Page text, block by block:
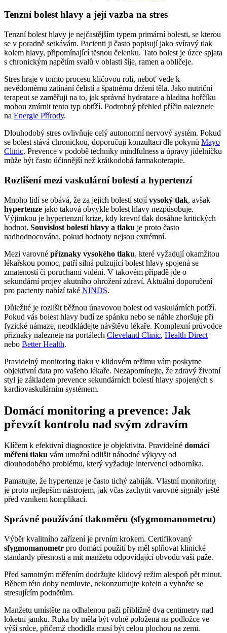
Tenzní bolest hlavy a její vazba na stres
Tenzní bolest hlavy je nejčastějším typem primární bolesti, se kterou
se v poradně setkávám. Pacienti ji často popisují jako svíravý tlak
kolem hlavy, připomínající těsnou čelenku. Tato bolest je úzce spjata
s chronickým napětím svalů v oblasti šíje, ramen a obličeje.
Stres hraje v tomto procesu klíčovou roli, neboť vede k
nevědomému zatínání čelistí a špatnému držení těla. Jako nutriční
terapeut se zaměřuji na to, jak správná hydratace a hladina hořčíku
mohou zmírnit tento typ obtíží. Podrobný přehled příčin naleznete
na Energie Přírody.
Dlouhodobý stres ovlivňuje celý autonomní nervový systém. Pokud
se bolest stává chronickou, doporučuji konzultaci dle pokynů Mayo
Clinic. Prevence v podobě techniky mindfulness a úpravy jídelníčku
může být často účinnější než krátkodobá farmakoterapie.
Rozlišení mezi vaskulární bolestí a hypertenzí
Mnoho lidí se obává, že za jejich bolestí stojívysoký tlak, avšak
hypertenze jako taková obvykle bolest hlavy nezpůsobuje.
Výjimkou je hypertenzní krize, kdy krevní tlak dosáhne kritických
hodnot. Souvislost bolesti hlavy a tlaku je proto často
nadhodnocována, pokud hodnoty nejsou extrémní.
Mezi varovné příznaky vysokého tlaku, které vyžadují okamžitou
lékařskou pomoc, patří silná pulzující bolest hlavy spojená se
zmateností či poruchami vidění. V takovém případě jde o
sekundární projev akutního ohrožení zdraví. Aktuální doporučení
pro pacienty nabízí také NINDS.
Důležité je rozlišit běžnou únavovou bolest od vaskulárních potíží.
Pokud vás bolest hlavy budí ze spánku nebo se náhle zhoršuje při
fyzické námaze, neodkládejte návštěvu lékaře. Komplexní průvodce
příznaky naleznete na portálech Cleveland Clinic, Health Direct
nebo Better Health.
Pravidelný monitoring tlaku v klidovém režimu vám poskytne
objektivní data pro vašeho lékaře. Nezapomínejte, že zdravý životní
styl je základem prevence sekundárních bolestí hlavy spojených s
kardiovaskulárním systémem.
Domácí monitoring a prevence: Jak
převzít kontrolu nad svým zdravím
Klíčem k efektivní diagnostice je objektivita. Pravidelné domácí
měření tlaku vám umožní odlišit náhodné výkyvy od
dlouhodobého problému, který vyžaduje intervenci odborníka.
Pamatujte, že hypertenze je často tichý zabiják. Vlastní monitoring
je proto nejlepším nástrojem, jak včas zachytit varovné signály ještě
před vznikem komplikací.
Správné používání tlakoměru (sfygmomanometru)
Výběr kvalitního zařízení je prvním krokem. Certifikovaný
sfygmomanometr pro domácí použití by měl splňovat klinické
standardy přesnosti a mít manžetu odpovídající obvodu vaší paže.
Před samotným měřením dodržujte klidový režim alespoň pět minut.
Během této doby nemluvte, nekonzumujte kofein a vyhněte se
stresujícím podnětům.
Manžetu umístěte na odhalenou paži přibližně dva centimetry nad
loketní jamku. Ruka by měla být volně položena na podložce ve
výši srdce, přičemž chodidla musí být celou plochou na zemi.